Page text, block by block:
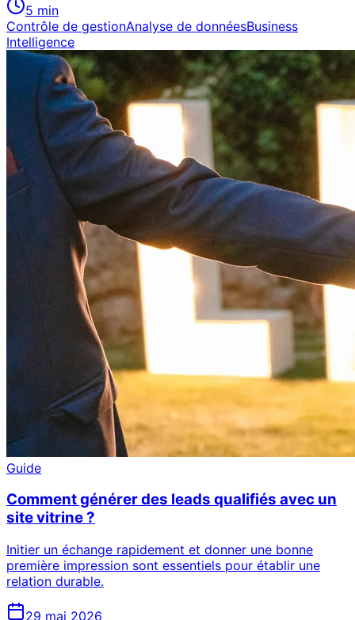
5 min
Contrôle de gestionAnalyse de donnéesBusiness
Intelligence
Guide
Comment générer des leads qualifiés avec un
site vitrine ?
Initier un échange rapidement et donner une bonne
première impression sont essentiels pour établir une
relation durable.
29 mai 2026